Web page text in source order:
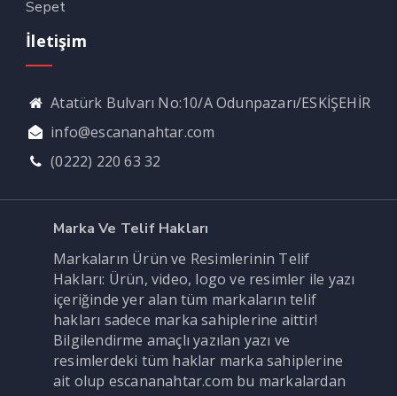
Sepet
İletişim
Atatürk Bulvarı No:10/A Odunpazarı/ESKİŞEHİR
info@escananahtar.com
(0222) 220 63 32
Marka Ve Telif Hakları
Markaların Ürün ve Resimlerinin Telif
Hakları: Ürün, video, logo ve resimler ile yazı
içeriğinde yer alan tüm markaların telif
hakları sadece marka sahiplerine aittir!
Bilgilendirme amaçlı yazılan yazı ve
resimlerdeki tüm haklar marka sahiplerine
ait olup escananahtar.com bu markalardan